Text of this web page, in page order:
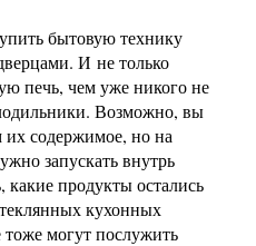
бытовую технику
И не только
печь, чем уже никого не
Возможно, вы
их содержимое, но на
запускать внутрь
продукты остались
кухонных
тоже могут послужить